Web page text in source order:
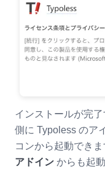
インストールが完了
側に Typoless のア
コンから起動でき
アドイン からも起